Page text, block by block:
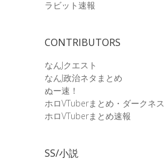
ラビット速報
CONTRIBUTORS
なんJクエスト
なんJ政治ネタまとめ
ぬー速！
ホロVTuberまとめ・ダークネス
ホロVTuberまとめ速報
SS/小説